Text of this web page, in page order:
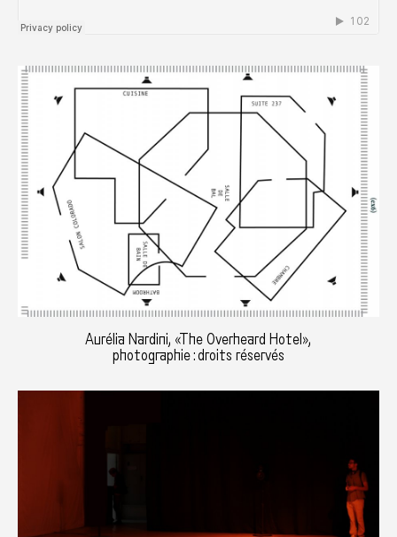
Aurélia Nardini, «The Overheard Hotel»,
photographie : droits réservés